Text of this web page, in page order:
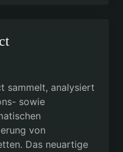
sammelt, analysiert
sowie
von
Das neuartige